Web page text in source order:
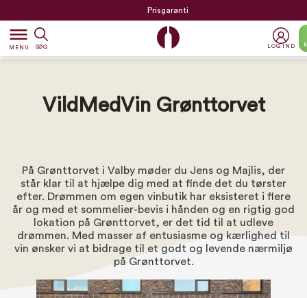
dehaze
MENU SØG LOG IND
VildMedVin Grønttorvet
På Grønttorvet i Valby møder du Jens og Majlis, der
står klar til at hjælpe dig med at finde det du tørster
efter. Drømmen om egen vinbutik har eksisteret i flere
år og med et sommelier-bevis i hånden og en rigtig god
lokation på Grønttorvet, er det tid til at udleve
drømmen. Med masser af entusiasme og kærlighed til
vin ønsker vi at bidrage til et godt og levende nærmiljø
på Grønttorvet.